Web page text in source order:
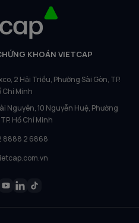
KHOÁN VIETCAP
2 Hải Triều, Phường Sài Gòn, TP.
Chí Minh
Nguyên, 10 Nguyễn Huệ, Phường
Hồ Chí Minh
8888 2 6868